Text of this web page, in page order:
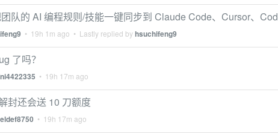
队的 AI 编程规则/技能一键同步到 Claude Code、Cursor、
• 19h 1m ago • Lastly replied byhsuchifeng9
了吗？
• 19h 17m ago
封还会送 10 刀额度
• 19h 17m ago